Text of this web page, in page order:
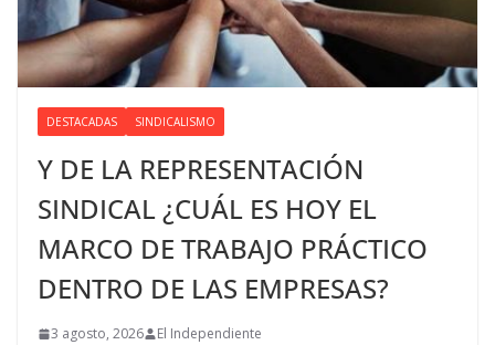
DESTACADAS SINDICALISMO
Y DE LA REPRESENTACIÓN
SINDICAL ¿CUÁL ES HOY EL
MARCO DE TRABAJO PRÁCTICO
DENTRO DE LAS EMPRESAS?
3 agosto, 2026 El Independiente